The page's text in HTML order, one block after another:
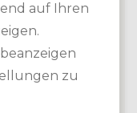
Platz zählt
auf Ihren
zu